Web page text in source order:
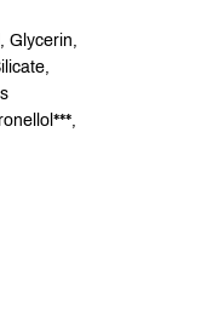
Glycerin,